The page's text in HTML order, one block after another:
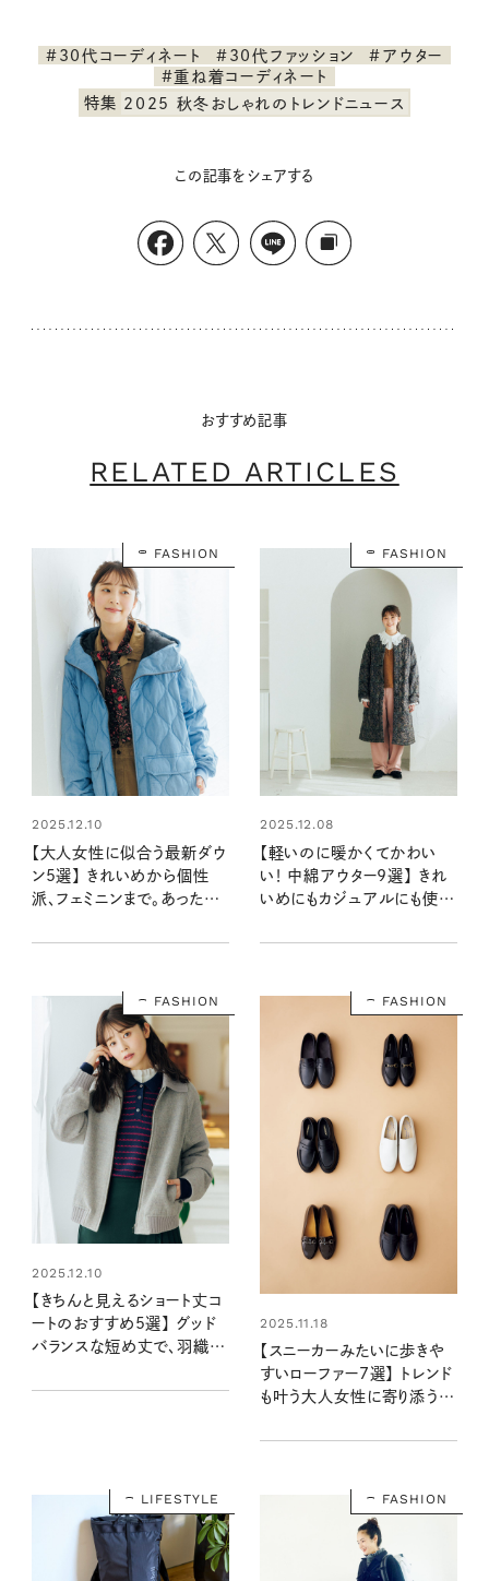
#30代コーディネート #30代ファッション
#アウター
#重ね着コーディネート
特集 2025 秋冬おしゃれのトレンドニュース
この記事をシェアする
おすすめ記事
RELATED ARTICLES
FASHION
2025.12.10
【大人女性に似合う最新ダウ
ン5選】 きれいめから個性
派、フェミニンまで。あったか
着
FASHION
2025.12.08
【軽いのに暖かくてかわい
い！ 中綿アウター9選】 きれ
いめにもカジュアルにも使え
FASHION
2025.12.10
【きちんと見えるショート丈コ
ートのおすすめ5選】 グッド
バランスな短め丈で、羽織る
FASHION
2025.11.18
【スニーカーみたいに歩きや
すいローファー7選】 トレンド
も叶う大人女性に寄り添う一
LIFESTYLE FASHION